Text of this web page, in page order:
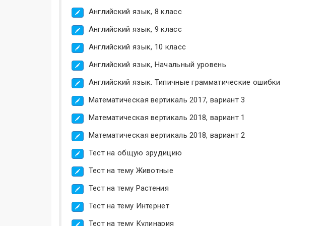
Английский язык, 8 класс
Английский язык, 9 класс
Английский язык, 10 класс
Английский язык, Начальный уровень
Английский язык. Типичные грамматические ошибки
Математическая вертикаль 2017, вариант 3
Математическая вертикаль 2018, вариант 1
Математическая вертикаль 2018, вариант 2
Тест на общую эрудицию
Тест на тему Животные
Тест на тему Растения
Тест на тему Интернет
Тест на тему Кулинария